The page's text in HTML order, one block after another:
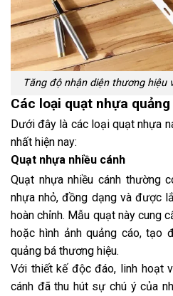
Tăng độ nhận diện thương hiệu
Các loại quạt nhựa
Dưới đây là các loạiquạt nhựa
nhất hiện nay:
Quạt nhựa nhiều cánh
Quạt nhựa nhiều cánh thường
nhựa nhỏ, đồng dạng và được
hoàn chỉnh. Mẫu quạt này cung
hoặc hình ảnh quảng cáo, tạo
quảng bá thương hiệu.
Với thiết kế độc đáo, linh hoạt
cánh đã thu hút sự chú ý của